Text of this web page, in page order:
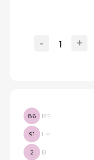
+
-
86 RP
91 LM
2 B